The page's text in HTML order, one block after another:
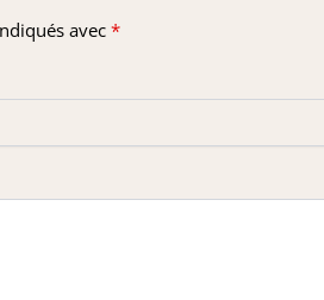
avec *